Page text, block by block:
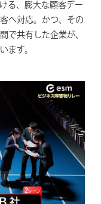
る、膨大な顧客デー
へ対応。かつ、その
で共有した企業が、
ます。